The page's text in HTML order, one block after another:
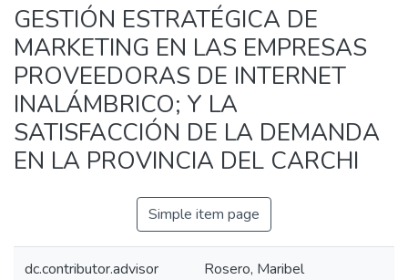
Estadísticas Externas
Manuales
GESTIÓN ESTRATÉGICA DE
MARKETING EN LAS EMPRESAS
PROVEEDORAS DE INTERNET
INALÁMBRICO; Y LA
SATISFACCIÓN DE LA DEMANDA
EN LA PROVINCIA DEL CARCHI
Simple item page
dc.contributor.advisor Rosero, Maribel